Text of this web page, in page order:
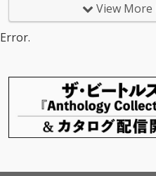
View
Error.